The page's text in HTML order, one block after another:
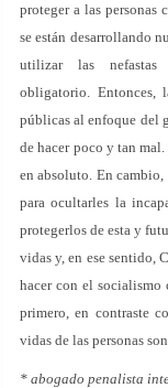
proteger a las personas
se están desarrollando
utilizar las
obligatorio. Entonces,
públicas al enfoque del
de hacer poco y tan
en absoluto. En
para ocultarles la
protegerlos de esta y
vidas y, en ese sentido,
hacer con el socialismo
primero, en contraste
vidas de las personas
* abogado penalista